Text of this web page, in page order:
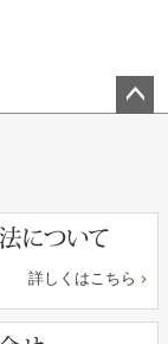
詳しくはこちら